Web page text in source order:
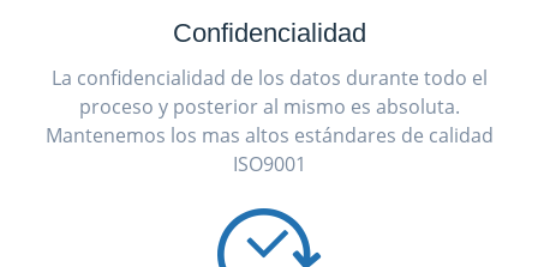
Confidencialidad
La confidencialidad de los datos durante todo el
proceso y posterior al mismo es absoluta.
Mantenemos los mas altos estándares de calidad
ISO9001